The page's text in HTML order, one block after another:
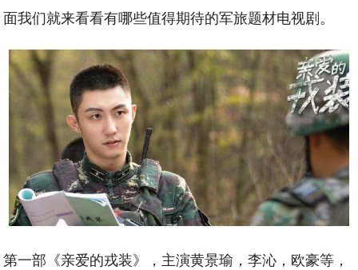
面我们就来看看有哪些值得期待的军旅题材电视剧。
第一部《亲爱的戎装》，主演黄景瑜，李沁，欧豪等，